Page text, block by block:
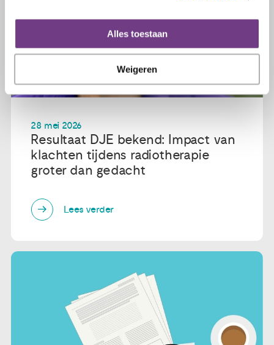
Alles toestaan
Weigeren
28 mei 2026
Resultaat DJE bekend: Impact van
klachten tijdens radiotherapie
groter dan gedacht
Lees verder